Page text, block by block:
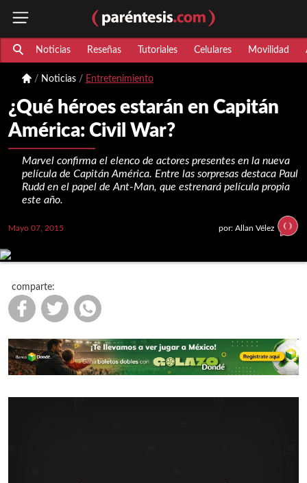
Noticias Reseñas Tutoriales Celulares Movilidad
Noticias Entretenimiento
¿Qué héroes estarán en Capitán
América: Civil War?
Marvel confirma el elenco de actores presentes en la nueva
película de Capitán América. Entre las sorpresas destaca Paul
Rudd en el papel de Ant-Man, que estrenará película propia
este año.
Mayo 07, 2015 por: Allan Vélez
comparte: